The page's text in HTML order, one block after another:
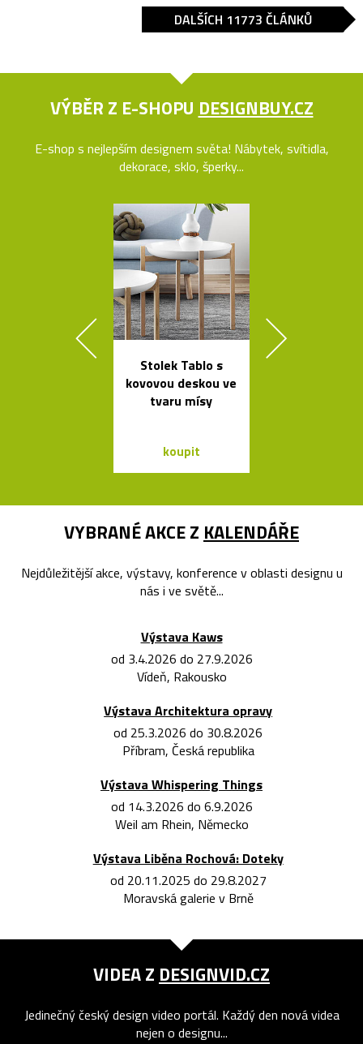
DALŠÍCH 11773 ČLÁNKŮ
VÝBĚR Z E-SHOPU DESIGNBUY.CZ
E-shop s nejlepším designem světa! Nábytek, svítidla,
dekorace, sklo, šperky...
Stolek Tablo s
kovovou deskou ve
tvaru mísy
koupit
VYBRANÉ AKCE Z KALENDÁŘE
Nejdůležitější akce, výstavy, konference v oblasti designu u
nás i ve světě...
Výstava Kaws
od 3.4.2026 do 27.9.2026
Vídeň, Rakousko
Výstava Architektura opravy
od 25.3.2026 do 30.8.2026
Příbram, Česká republika
Výstava Whispering Things
od 14.3.2026 do 6.9.2026
Weil am Rhein, Německo
Výstava Liběna Rochová: Doteky
od 20.11.2025 do 29.8.2027
Moravská galerie v Brně
VIDEA Z DESIGNVID.CZ
Jedinečný český design video portál. Každý den nová videa
nejen o designu...